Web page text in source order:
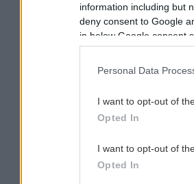
information including but
deny consent to Google
in below Google consent
Personal Data
I want to opt-out of
Opted In
I want to opt-out of
Opted In